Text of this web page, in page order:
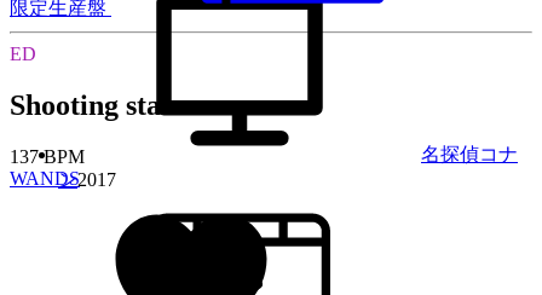
名探偵コナ
ン2017
限定生産盤
ED
Shooting star
137 BPM
WANDS